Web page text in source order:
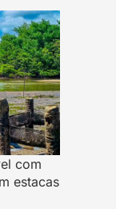
com
estacas